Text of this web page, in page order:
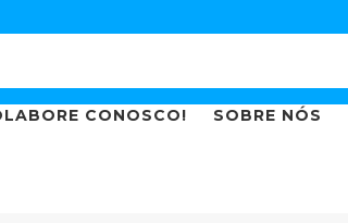
CONOSCO! SOBRE NÓS